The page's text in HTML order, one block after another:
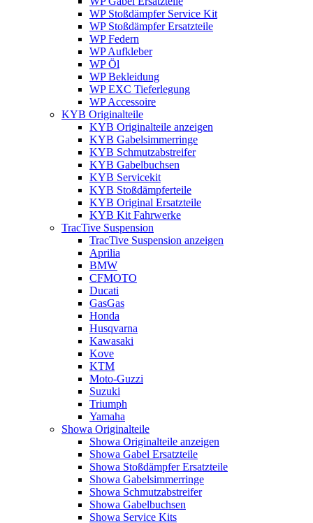
WP Stoßdämpfer Service Kit
WP Stoßdämpfer Ersatzteile
WP Federn
WP Aufkleber
WP Öl
WP Bekleidung
WP EXC Tieferlegung
WP Accessoire
KYB Originalteile
KYB Originalteile anzeigen
KYB Gabelsimmerringe
KYB Schmutzabstreifer
KYB Gabelbuchsen
KYB Servicekit
KYB Stoßdämpferteile
KYB Original Ersatzteile
KYB Kit Fahrwerke
TracTive Suspension
TracTive Suspension anzeigen
Aprilia
BMW
CFMOTO
Ducati
GasGas
Honda
Husqvarna
Kawasaki
Kove
KTM
Moto-Guzzi
Suzuki
Triumph
Yamaha
Showa Originalteile
Showa Originalteile anzeigen
Showa Gabel Ersatzteile
Showa Stoßdämpfer Ersatzteile
Showa Gabelsimmerringe
Showa Schmutzabstreifer
Showa Gabelbuchsen
Showa Service Kits